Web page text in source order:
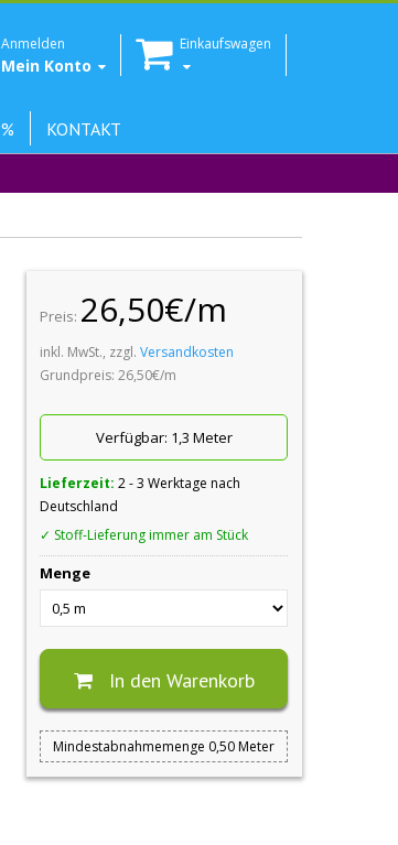
Anmelden
Mein Konto
Einkaufswagen
KONTAKT
Preis: 26,50€/m
inkl. MwSt., zzgl.Versandkosten
Grundpreis: 26,50€/m
Verfügbar: 1,3 Meter
Lieferzeit:2 - 3 Werktage nach
Deutschland
✓ Stoff-Lieferung immer am Stück
Menge
In den Warenkorb
Mindestabnahmemenge 0,50 Meter